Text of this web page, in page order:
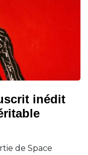
inédit
de Space